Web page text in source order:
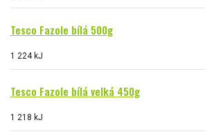
Tesco Fazole bílá 500g
1 224 kJ
Tesco Fazole bílá velká 450g
1 218 kJ